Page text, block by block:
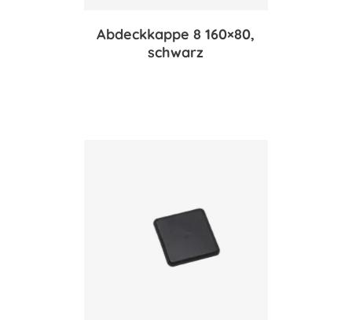
Abdeckkappe 8 160×80,
schwarz